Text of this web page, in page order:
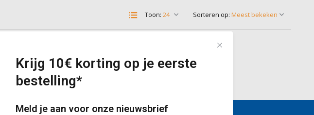
Toon: Sorteren op:
Krijg 10€ korting op je eerste
bestelling*
Meld je aan voor onze nieuwsbrief